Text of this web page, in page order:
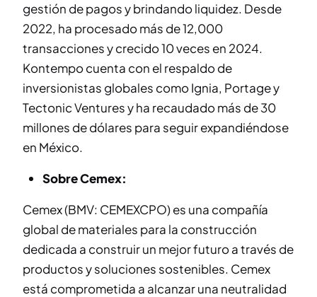
gestión de pagos y brindando liquidez. Desde
2022, ha procesado más de 12,000
transacciones y crecido 10 veces en 2024.
Kontempo cuenta con el respaldo de
inversionistas globales como Ignia, Portage y
Tectonic Ventures y ha recaudado más de 30
millones de dólares para seguir expandiéndose
en México.
Sobre Cemex:
Cemex (BMV: CEMEXCPO) es una compañía
global de materiales para la construcción
dedicada a construir un mejor futuro a través de
productos y soluciones sostenibles. Cemex
está comprometida a alcanzar una neutralidad